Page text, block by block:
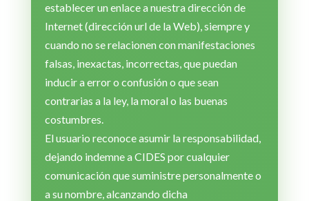
establecer un enlace a nuestra dirección de
Internet (dirección url de la Web), siempre y
cuando no se relacionen con manifestaciones
falsas, inexactas, incorrectas, que puedan
inducir a error o confusión o que sean
contrarias a la ley, la moral o las buenas
costumbres.
El usuario reconoce asumir la responsabilidad,
dejando indemne a CIDES por cualquier
comunicación que suministre personalmente o
a su nombre, alcanzando dicha